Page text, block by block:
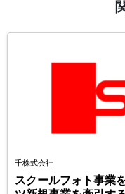
千株式会社
スクールフォト事業